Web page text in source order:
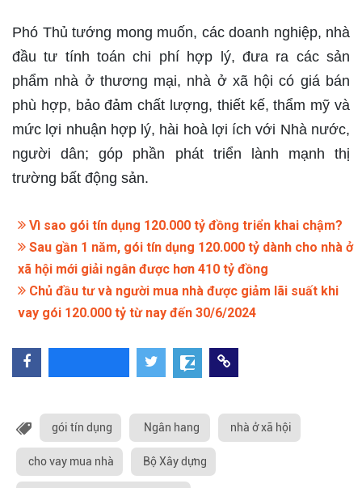
Phó Thủ tướng mong muốn, các doanh nghiệp, nhà
đầu tư tính toán chi phí hợp lý, đưa ra các sản
phẩm nhà ở thương mại, nhà ở xã hội có giá bán
phù hợp, bảo đảm chất lượng, thiết kế, thẩm mỹ và
mức lợi nhuận hợp lý, hài hoà lợi ích với Nhà nước,
người dân; góp phần phát triển lành mạnh thị
trường bất động sản.
Vì sao gói tín dụng 120.000 tỷ đồng triển khai chậm?
Sau gần 1 năm, gói tín dụng 120.000 tỷ dành cho nhà ở
xã hội mới giải ngân được hơn 410 tỷ đồng
Chủ đầu tư và người mua nhà được giảm lãi suất khi
vay gói 120.000 tỷ từ nay đến 30/6/2024
gói tín dụng Ngân hang nhà ở xã hội
cho vay mua nhà Bộ Xây dựng